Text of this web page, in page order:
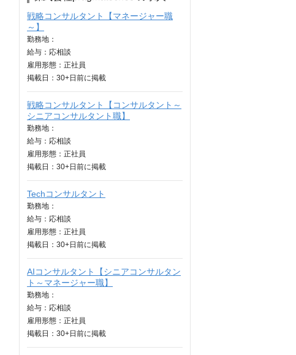
戦略コンサルタント【マネージャー職
～】
勤務地：
給与： 応相談
雇用形態：正社員
掲載日： 30+日 前に掲載
戦略コンサルタント【コンサルタント～
シニアコンサルタント職】
勤務地：
給与： 応相談
雇用形態：正社員
掲載日： 30+日 前に掲載
Techコンサルタント
勤務地：
給与： 応相談
雇用形態：正社員
掲載日： 30+日 前に掲載
AIコンサルタント【シニアコンサルタン
ト～マネージャー職】
勤務地：
給与： 応相談
雇用形態：正社員
掲載日： 30+日 前に掲載